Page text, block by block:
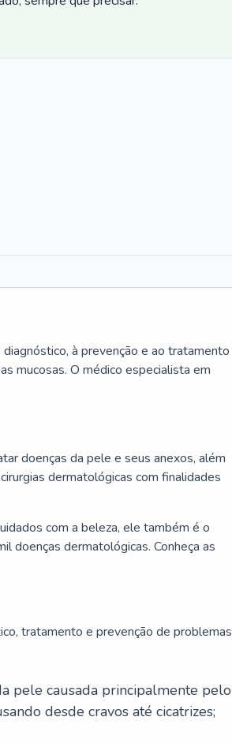
à prevenção e ao tratamento
mucosas. O médico especialista em
doenças da pele e seus anexos, além
dermatológicas com finalidades
com a beleza, ele também é o
doenças dermatológicas. Conheça as
tratamento e prevenção de problemas
pele causada principalmente pelo
desde cravos até cicatrizes;